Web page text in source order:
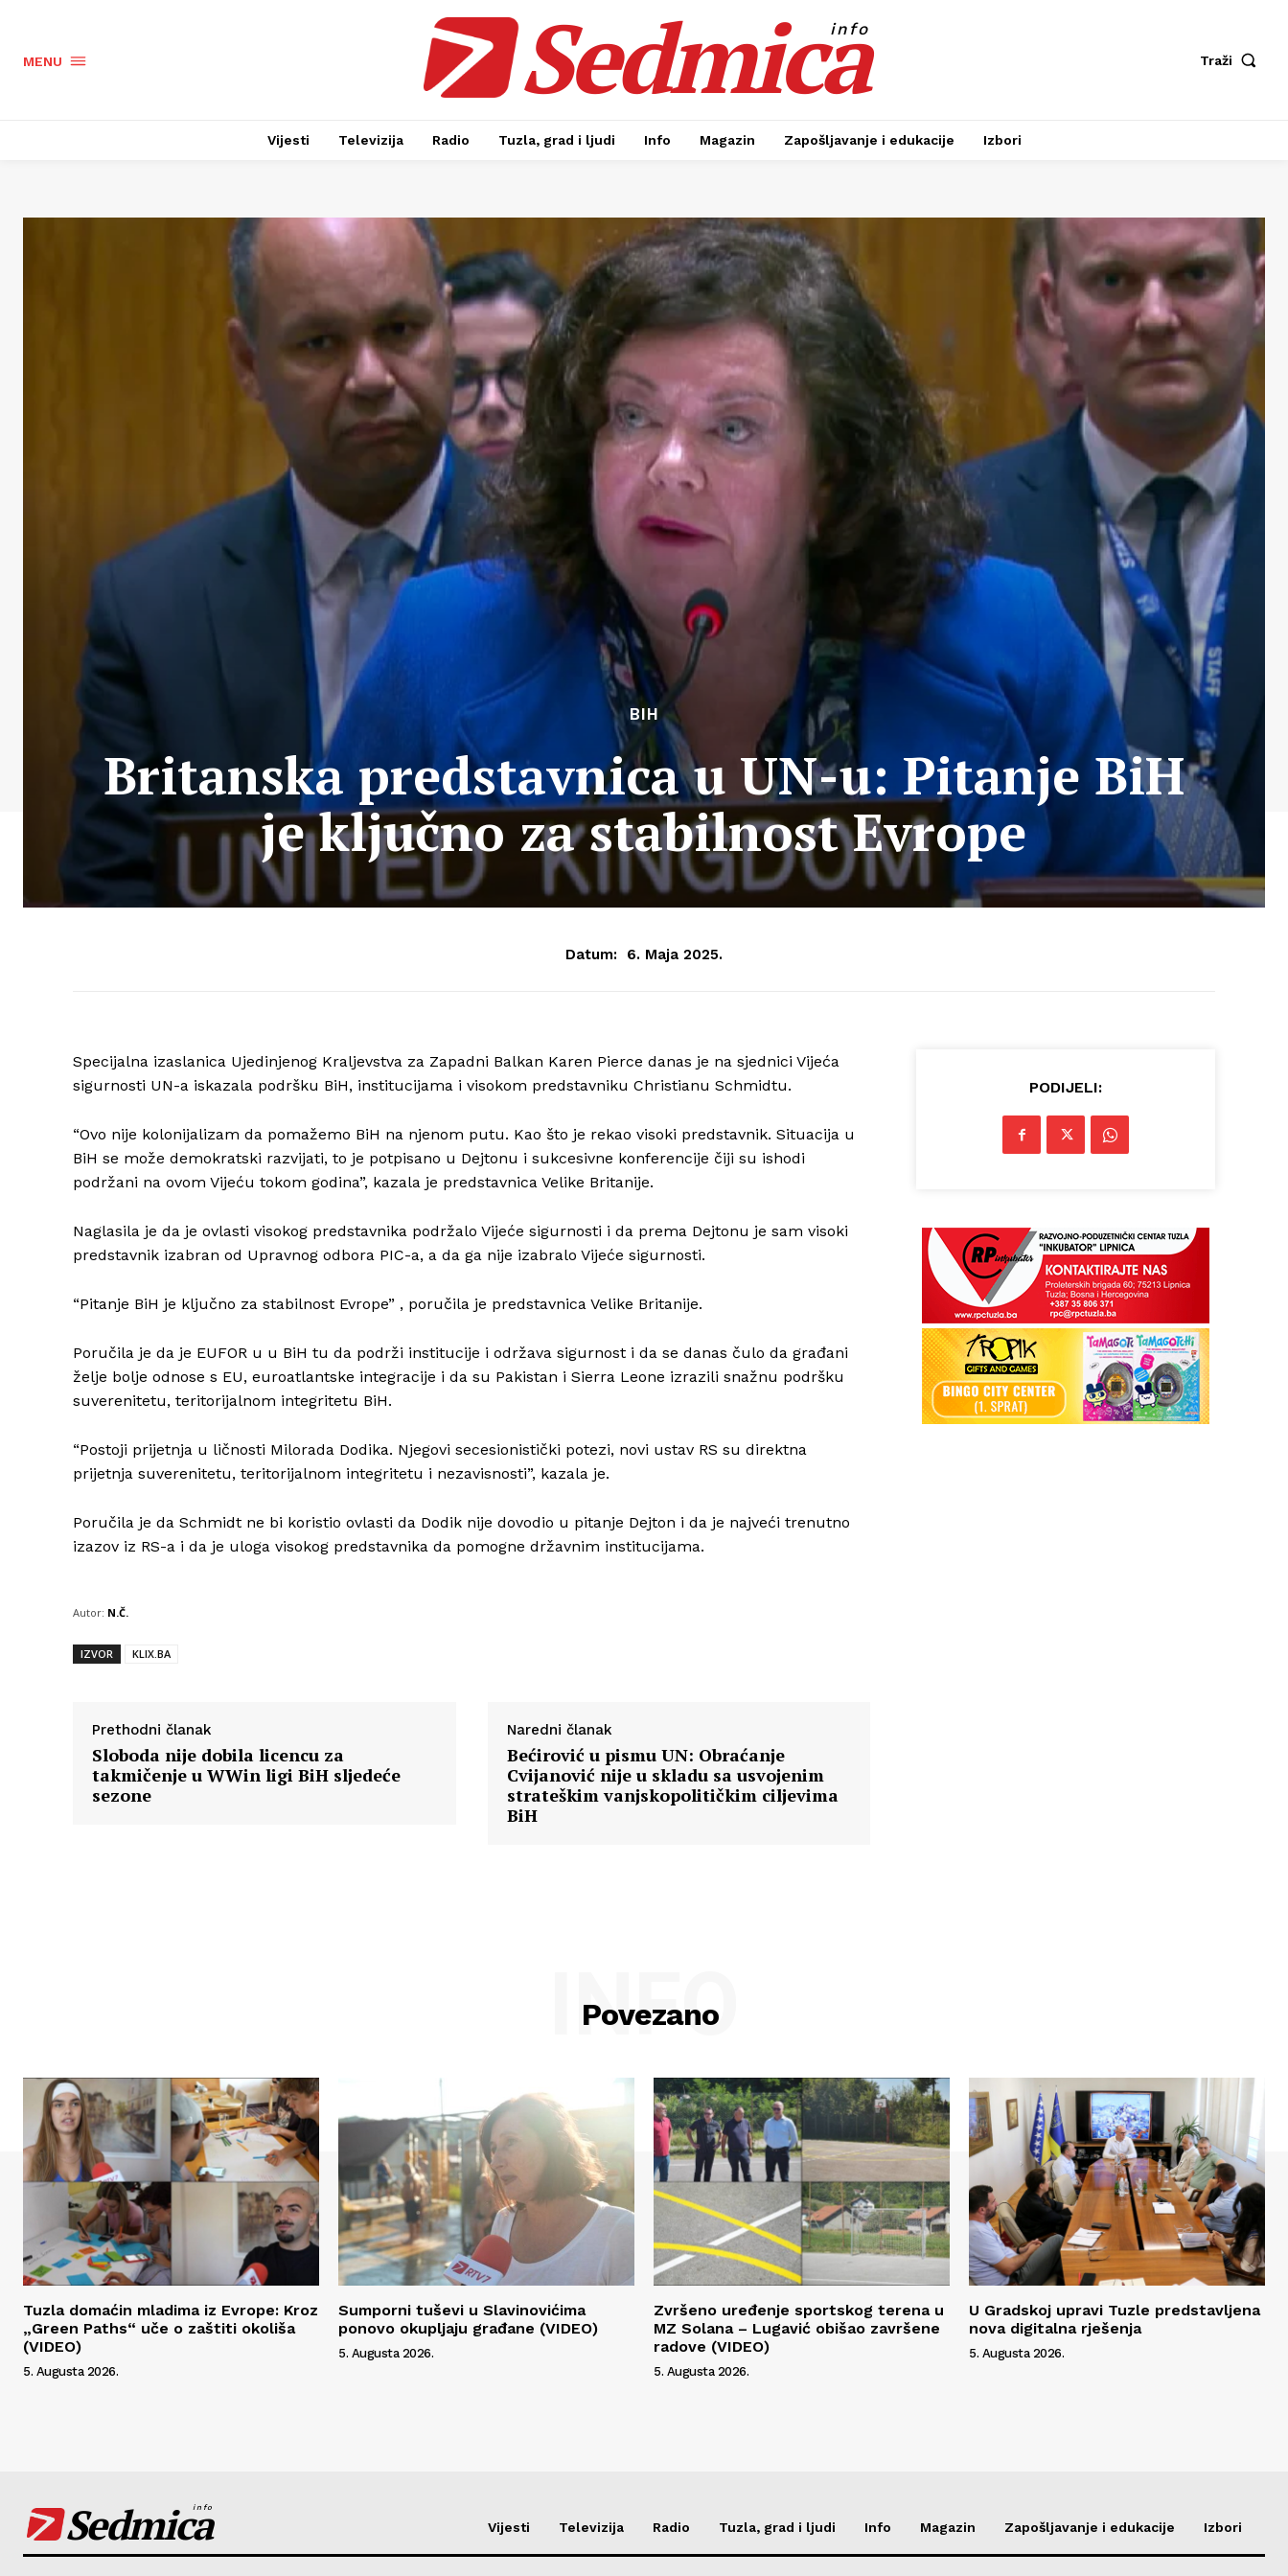
Impressum
MENU Sedmica
info
Traži
Vijesti Televizija Radio Tuzla, grad i ljudi Info Magazin Zapošljavanje i edukacije Izbori
BIH
Britanska predstavnica u UN-u: Pitanje BiH
je ključno za stabilnost Evrope
Datum: 6. Maja 2025.
Specijalna izaslanica Ujedinjenog Kraljevstva za Zapadni Balkan Karen Pierce danas je na sjednici Vijeća
sigurnosti UN-a iskazala podršku BiH, institucijama i visokom predstavniku Christianu Schmidtu.
“Ovo nije kolonijalizam da pomažemo BiH na njenom putu. Kao što je rekao visoki predstavnik. Situacija u
BiH se može demokratski razvijati, to je potpisano u Dejtonu i sukcesivne konferencije čiji su ishodi
podržani na ovom Vijeću tokom godina”, kazala je predstavnica Velike Britanije.
Naglasila je da je ovlasti visokog predstavnika podržalo Vijeće sigurnosti i da prema Dejtonu je sam visoki
predstavnik izabran od Upravnog odbora PIC-a, a da ga nije izabralo Vijeće sigurnosti.
“Pitanje BiH je ključno za stabilnost Evrope” , poručila je predstavnica Velike Britanije.
Poručila je da je EUFOR u u BiH tu da podrži institucije i održava sigurnost i da se danas čulo da građani
želje bolje odnose s EU, euroatlantske integracije i da su Pakistan i Sierra Leone izrazili snažnu podršku
suverenitetu, teritorijalnom integritetu BiH.
“Postoji prijetnja u ličnosti Milorada Dodika. Njegovi secesionistički potezi, novi ustav RS su direktna
prijetnja suverenitetu, teritorijalnom integritetu i nezavisnosti”, kazala je.
Poručila je da Schmidt ne bi koristio ovlasti da Dodik nije dovodio u pitanje Dejton i da je najveći trenutno
izazov iz RS-a i da je uloga visokog predstavnika da pomogne državnim institucijama.
Autor: N.Č.
IZVOR KLIX.BA
Prethodni članak
Sloboda nije dobila licencu za
takmičenje u WWin ligi BiH sljedeće
sezone
Naredni članak
Bećirović u pismu UN: Obraćanje
Cvijanović nije u skladu sa usvojenim
strateškim vanjskopolitičkim ciljevima
BiH
PODIJELI:
Povezano
INFO
Tuzla domaćin mladima iz Evrope: Kroz
„Green Paths“ uče o zaštiti okoliša
(VIDEO)
5. Augusta 2026.
Sumporni tuševi u Slavinovićima
ponovo okupljaju građane (VIDEO)
5. Augusta 2026.
Zvršeno uređenje sportskog terena u
MZ Solana – Lugavić obišao završene
radove (VIDEO)
5. Augusta 2026.
U Gradskoj upravi Tuzle predstavljena
nova digitalna rješenja
5. Augusta 2026.
Sedmica
info
Vijesti Televizija Radio Tuzla, grad i ljudi Info Magazin Zapošljavanje i edukacije Izbori